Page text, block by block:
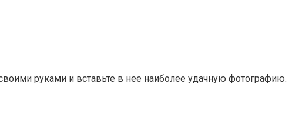
руками и вставьте в нее наиболее удачную фотографию.